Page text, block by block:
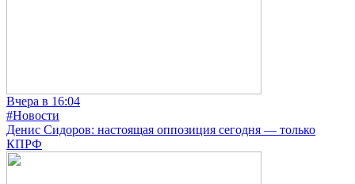
Вчера в 16:04
#Новости
Денис Сидоров: настоящая оппозиция сегодня — только
КПРФ